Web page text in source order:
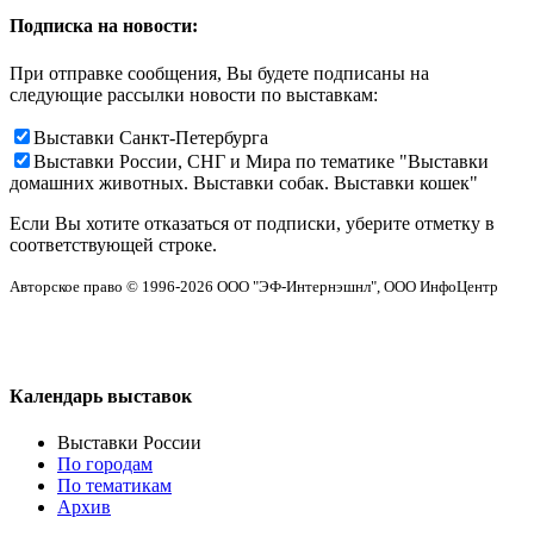
Подписка на новости:
При отправке сообщения, Вы будете подписаны на
следующие рассылки новости по выставкам:
Выставки Санкт-Петербурга
Выставки России, СНГ и Мира по тематике "Выставки
домашних животных. Выставки собак. Выставки кошек"
Если Вы хотите отказаться от подписки, уберите отметку в
соответствующей строке.
Авторское право © 1996-2026 ООО "ЭФ-Интернэшнл", ООО ИнфоЦентр
Календарь выставок
Выставки России
По городам
По тематикам
Архив